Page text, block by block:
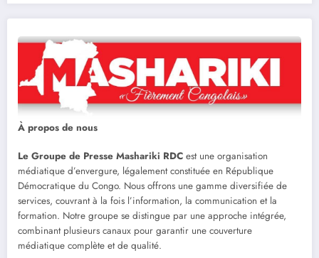
À propos de nous
Le Groupe de Presse Mashariki RDC est une organisation
médiatique d’envergure, légalement constituée en République
Démocratique du Congo. Nous offrons une gamme diversifiée de
services, couvrant à la fois l’information, la communication et la
formation. Notre groupe se distingue par une approche intégrée,
combinant plusieurs canaux pour garantir une couverture
médiatique complète et de qualité.